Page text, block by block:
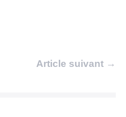
Article suivant →